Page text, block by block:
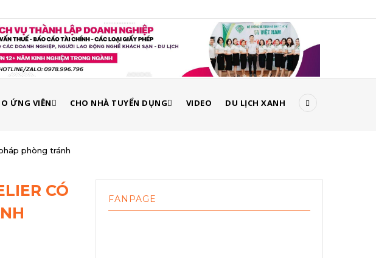
ỨNG VIÊN CHO NHÀ TUYỂN DỤNG VIDEO DU LỊCH XANH
phòng tránh
CÓ
FANPAGE